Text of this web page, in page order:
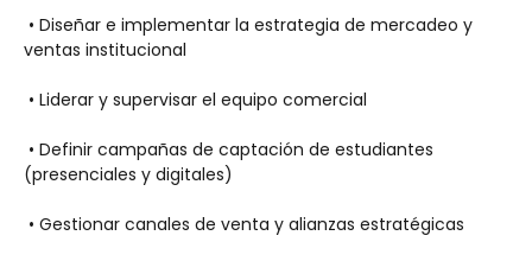
• Diseñar e implementar la estrategia de mercadeo y
ventas institucional
• Liderar y supervisar el equipo comercial
• Definir campañas de captación de estudiantes
(presenciales y digitales)
• Gestionar canales de venta y alianzas estratégicas